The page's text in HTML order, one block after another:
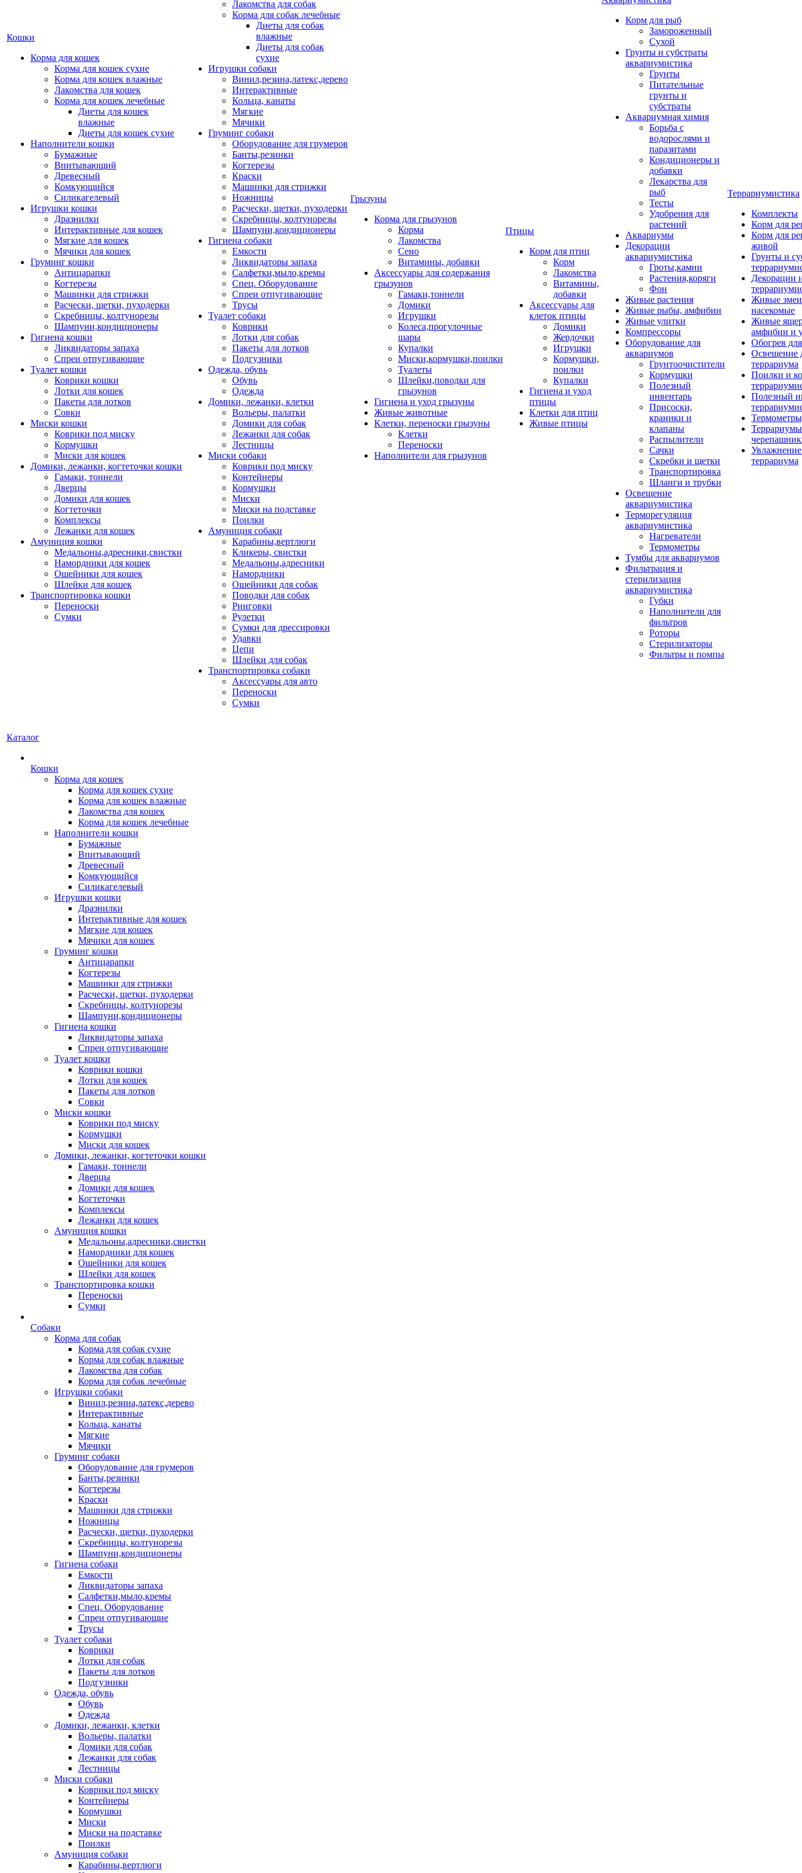
Кошки
Корма для кошек
Корма для кошек сухие
Корма для кошек влажные
Лакомства для кошек
Корма для кошек лечебные
Диеты для кошек
влажные
Диеты для кошек сухие
Наполнители кошки
Бумажные
Впитывающий
Древесный
Комкующийся
Силикагелевый
Игрушки кошки
Дразнилки
Интерактивные для кошек
Мягкие для кошек
Мячики для кошек
Груминг кошки
Антицарапки
Когтерезы
Машинки для стрижки
Расчески, щетки, пуходерки
Скребницы, колтунорезы
Шампуни,кондиционеры
Гигиена кошки
Ликвидаторы запаха
Спреи отпугивающие
Туалет кошки
Коврики кошки
Лотки для кошек
Пакеты для лотков
Совки
Миски кошки
Коврики под миску
Кормушки
Миски для кошек
Домики, лежанки, когтеточки кошки
Гамаки, тоннели
Дверцы
Домики для кошек
Когтеточки
Комплексы
Лежанки для кошек
Амуниция кошки
Медальоны,адресники,свистки
Намордники для кошек
Ошейники для кошек
Шлейки для кошек
Транспортировка кошки
Переноски
Сумки
Лакомства для собак
Корма для собак лечебные
Диеты для собак
влажные
Диеты для собак
сухие
Игрушки собаки
Винил,резина,латекс,дерево
Интерактивные
Кольца, канаты
Мягкие
Мячики
Груминг собаки
Оборудование для грумеров
Банты,резинки
Когтерезы
Краски
Машинки для стрижки
Ножницы
Расчески, щетки, пуходерки
Скребницы, колтунорезы
Шампуни,кондиционеры
Гигиена собаки
Емкости
Ликвидаторы запаха
Салфетки,мыло,кремы
Спец. Оборудование
Спреи отпугивающие
Трусы
Туалет собаки
Коврики
Лотки для собак
Пакеты для лотков
Подгузники
Одежда, обувь
Обувь
Одежда
Домики, лежанки, клетки
Вольеры, палатки
Домики для собак
Лежанки для собак
Лестницы
Миски собаки
Коврики под миску
Контейнеры
Кормушки
Миски
Миски на подставке
Поилки
Амуниция собаки
Карабины,вертлюги
Кликеры, свистки
Медальоны,адресники
Намордники
Ошейники для собак
Поводки для собак
Ринговки
Рулетки
Сумки для дрессировки
Удавки
Цепи
Шлейки для собак
Транспортировка собаки
Аксессуары для авто
Переноски
Сумки
Грызуны
Корма для грызунов
Корма
Лакомства
Сено
Витамины, добавки
Аксессуары для содержания
грызунов
Гамаки,тоннели
Домики
Игрушки
Колеса,прогулочные
шары
Купалки
Миски,кормушки,поилки
Туалеты
Шлейки,поводки для
грызунов
Гигиена и уход грызуны
Живые животные
Клетки, переноски грызуны
Клетки
Переноски
Наполнители для грызунов
Птицы
Корм для птиц
Корм
Лакомства
Витамины,
добавки
Аксессуары для
клеток птицы
Домики
Жердочки
Игрушки
Кормушки,
поилки
Купалки
Гигиена и уход
птицы
Клетки для птиц
Живые птицы
Корм для рыб
Замороженный
Сухой
Грунты и субстраты
аквариумистика
Грунты
Питательные
грунты и
субстраты
Аквариумная химия
Борьба с
водорослями и
паразитами
Кондиционеры и
добавки
Лекарства для
рыб
Тесты
Удобрения для
растений
Аквариумы
Декорации
аквариумистика
Гроты,камни
Растения,коряги
Фон
Живые растения
Живые рыбы, амфибии
Живые улитки
Компрессоры
Оборудование для
аквариумов
Грунтоочистители
Кормушки
Полезный
инвентарь
Присоски,
краники и
клапаны
Распылители
Сачки
Скребки и щетки
Транспортировка
Шланги и трубки
Освещение
аквариумистика
Терморегуляция
аквариумистика
Нагреватели
Термометры
Тумбы для аквариумов
Фильтрация и
стерилизация
аквариумистика
Губки
Наполнители для
фильтров
Роторы
Стерилизаторы
Фильтры и помпы
Террариумистика
Комплекты
Корм для
Корм для
живой
Грунты и
Декорации
Живые
насекомые
Живые
амфибии и
Обогрев
Освещение
террариума
Поилки и
Полезный
террариума
Каталог
Кошки
Корма для кошек
Корма для кошек сухие
Корма для кошек влажные
Лакомства для кошек
Корма для кошек лечебные
Наполнители кошки
Бумажные
Впитывающий
Древесный
Комкующийся
Силикагелевый
Игрушки кошки
Дразнилки
Интерактивные для кошек
Мягкие для кошек
Мячики для кошек
Груминг кошки
Антицарапки
Когтерезы
Машинки для стрижки
Расчески, щетки, пуходерки
Скребницы, колтунорезы
Шампуни,кондиционеры
Гигиена кошки
Ликвидаторы запаха
Спреи отпугивающие
Туалет кошки
Коврики кошки
Лотки для кошек
Пакеты для лотков
Совки
Миски кошки
Коврики под миску
Кормушки
Миски для кошек
Домики, лежанки, когтеточки кошки
Гамаки, тоннели
Дверцы
Домики для кошек
Когтеточки
Комплексы
Лежанки для кошек
Амуниция кошки
Медальоны,адресники,свистки
Намордники для кошек
Ошейники для кошек
Шлейки для кошек
Транспортировка кошки
Переноски
Сумки
Собаки
Корма для собак
Корма для собак сухие
Корма для собак влажные
Лакомства для собак
Корма для собак лечебные
Игрушки собаки
Винил,резина,латекс,дерево
Интерактивные
Кольца, канаты
Мягкие
Мячики
Груминг собаки
Оборудование для грумеров
Банты,резинки
Когтерезы
Краски
Машинки для стрижки
Ножницы
Расчески, щетки, пуходерки
Скребницы, колтунорезы
Шампуни,кондиционеры
Гигиена собаки
Емкости
Ликвидаторы запаха
Салфетки,мыло,кремы
Спец. Оборудование
Спреи отпугивающие
Трусы
Туалет собаки
Коврики
Лотки для собак
Пакеты для лотков
Подгузники
Одежда, обувь
Обувь
Одежда
Домики, лежанки, клетки
Вольеры, палатки
Домики для собак
Лежанки для собак
Лестницы
Миски собаки
Коврики под миску
Контейнеры
Кормушки
Миски
Миски на подставке
Поилки
Амуниция собаки
Карабины,вертлюги